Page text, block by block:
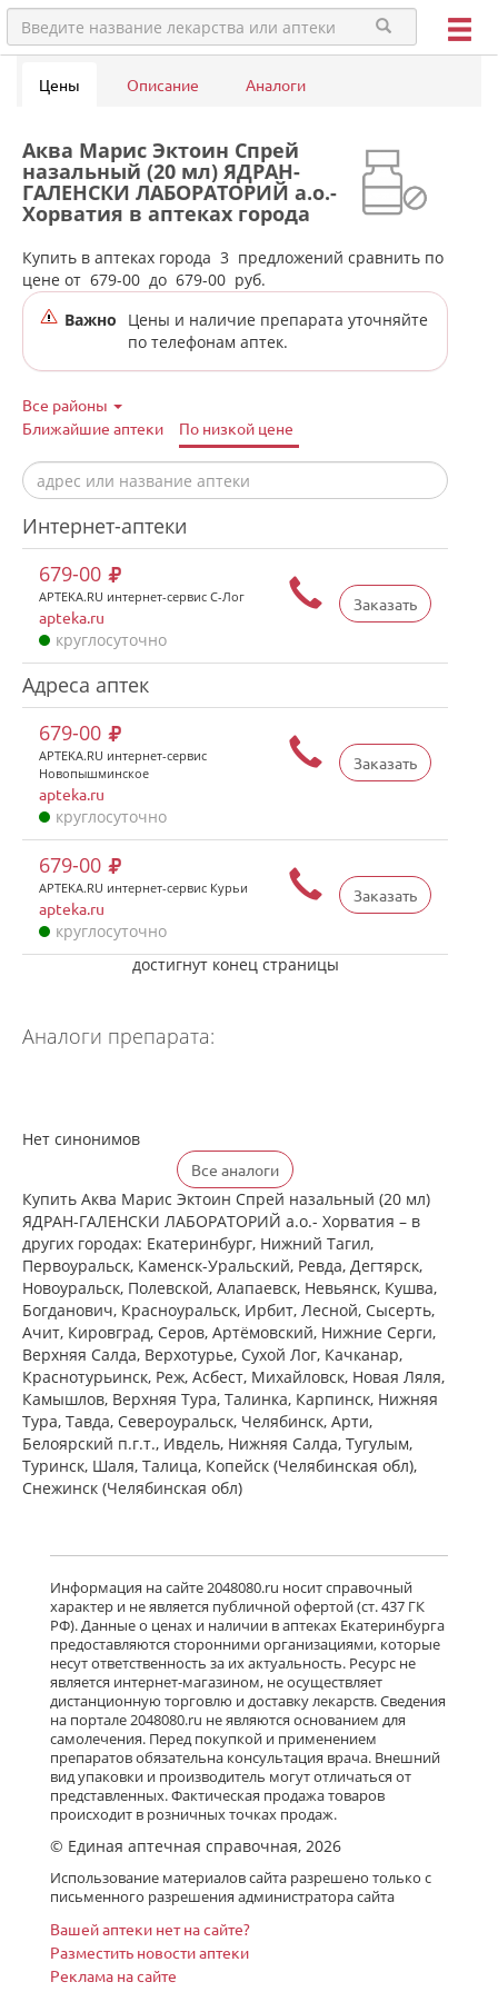
Цены Описание Аналоги
Аква Марис Эктоин Спрей
назальный (20 мл) ЯДРАН-
ГАЛЕНСКИ ЛАБОРАТОРИЙ а.о.-
Хорватия в аптеках города
Сухого Лога
Купить в аптеках города 3 предложений сравнить по
цене от 679-00 до 679-00 руб.
Важно
Цены и наличие препарата уточняйте
по телефонам аптек.
Все районы
Ближайшие аптеки
По низкой цене
Интернет-аптеки
Заказать
679-00
APTEKA.RU интернет-сервис С-Лог
apteka.ru
круглосуточно
Адреса аптек
Заказать
679-00
APTEKA.RU интернет-сервис
Новопышминское
apteka.ru
круглосуточно
Заказать
679-00
APTEKA.RU интернет-сервис Курьи
apteka.ru
круглосуточно
достигнут конец страницы
Аналоги препарата:
Нет синонимов
Все аналоги
Купить Аква Марис Эктоин Спрей назальный (20 мл)
ЯДРАН-ГАЛЕНСКИ ЛАБОРАТОРИЙ а.о.- Хорватия – в
других городах: Екатеринбург, Нижний Тагил,
Первоуральск, Каменск-Уральский, Ревда, Дегтярск,
Новоуральск, Полевской, Алапаевск, Невьянск, Кушва,
Богданович, Красноуральск, Ирбит, Лесной, Сысерть,
Ачит, Кировград, Серов, Артёмовский, Нижние Cерги,
Верхняя Салда, Верхотурье, Сухой Лог, Качканар,
Краснотурьинск, Реж, Асбест, Михайловск, Новая Ляля,
Камышлов, Верхняя Тура, Талинка, Карпинск, Нижняя
Тура, Тавда, Североуральск, Челябинск, Арти,
Белоярский п.г.т., Ивдель, Нижняя Салда, Тугулым,
Туринск, Шаля, Талица, Копейск (Челябинская обл),
Снежинск (Челябинская обл)
Информация на сайте 2048080.ru носит справочный
характер и не является публичной офертой (ст. 437 ГК
РФ). Данные о ценах и наличии в аптеках Екатеринбурга
предоставляются сторонними организациями, которые
несут ответственность за их актуальность. Ресурс не
является интернет-магазином, не осуществляет
дистанционную торговлю и доставку лекарств. Сведения
на портале 2048080.ru не являются основанием для
самолечения. Перед покупкой и применением
препаратов обязательна консультация врача. Внешний
вид упаковки и производитель могут отличаться от
представленных. Фактическая продажа товаров
происходит в розничных точках продаж.
© Единая аптечная справочная, 2026
Использование материалов сайта разрешено только с
письменного разрешения администратора сайта
Вашей аптеки нет на сайте?
Разместить новости аптеки
Реклама на сайте